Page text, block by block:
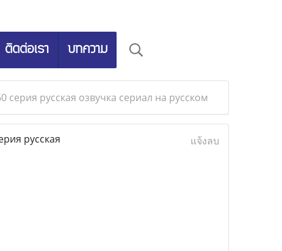
ติดต่อเรา บทความ
русская озвучка сериал на русском
русская
แจ้งลบ